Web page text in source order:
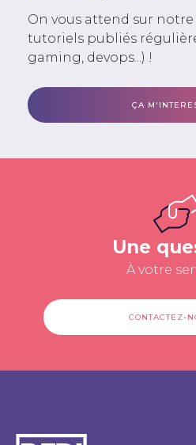
On vous attend sur notre
tutoriels publiés
gaming, devops...) !
ÇA
Une
À votre
CONTACTEZ-